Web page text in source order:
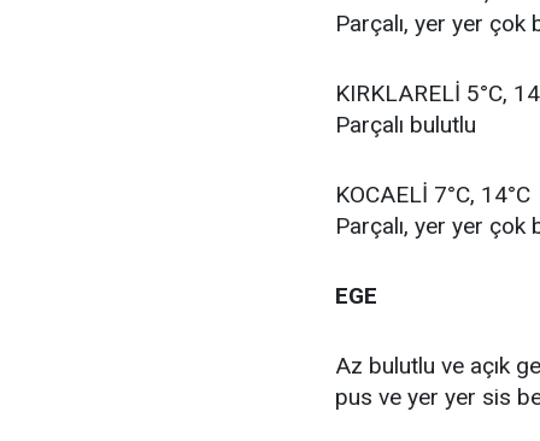
Parçalı, yer yer çok
KIRKLARELİ 5°C,
Parçalı bulutlu
KOCAELİ 7°C, 14°C
Parçalı, yer yer çok
EGE
Az bulutlu ve açık
pus ve yer yer sis